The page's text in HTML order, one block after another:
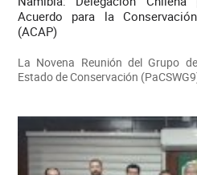
Acuerdo para la
(ACAP)
La Novena Reunión del Grupo
Estado de Conservación